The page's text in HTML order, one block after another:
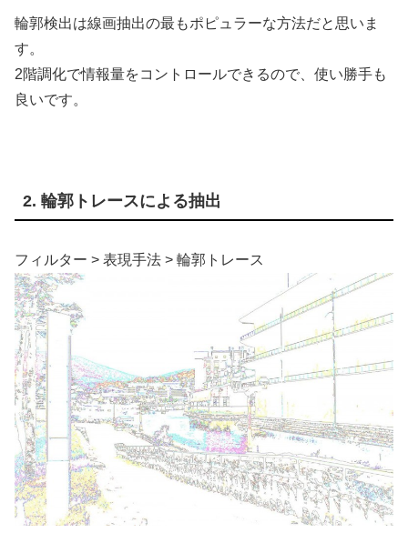
輪郭検出は線画抽出の最もポピュラーな方法だと思いま
す。
2階調化で情報量をコントロールできるので、使い勝手も
良いです。
2. 輪郭トレースによる抽出
フィルター > 表現手法 > 輪郭トレース